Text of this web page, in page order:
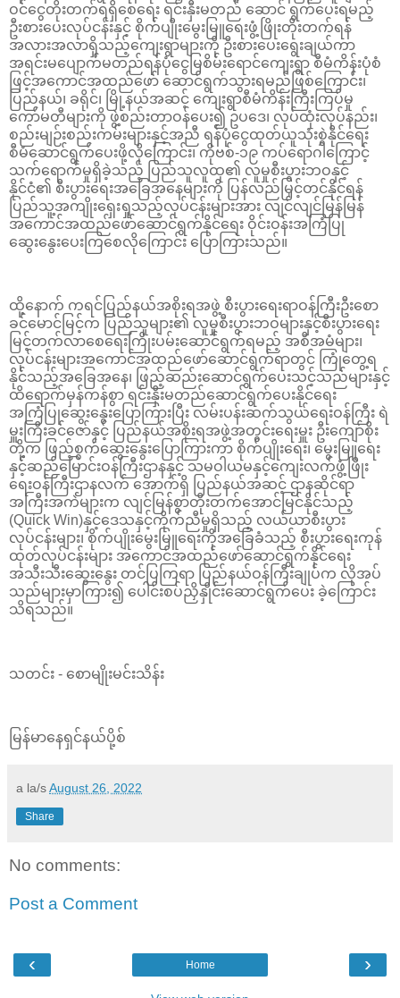
ဝင်ငွေတိုးတက်ရရှိစေရေး ရင်းနှီးမတည် ဆောင် ရွက်ပေးရမည့်
ဦးစားပေးလုပ်ငန်းနှင့် စိုက်ပျိုးမွေးမြူရေးဖွံ့ဖြိုးတိုးတက်ရန်
အလားအလာရှိသည့်ကျေးရွာများကို ဦးစားပေးရွေးချယ်ကာ
အရင်းမပျောက်မတည်ရန်ပုံငွေမြစိမ်းရောင်ကျေးရွာ စီမံကိန်းပုံစံ
ဖြင့်အကောင်အထည်ဖော် ဆောင်ရွက်သွားရမည်ဖြစ်ကြောင်း၊
ပြည်နယ်၊ ခရိုင်၊ မြို့နယ်အဆင့် ကျေးရွာစီမံကိန်းကြီးကြပ်မှု
ကော်မတီများကို ဖွဲ့စည်းတာဝန်ပေး၍ ဥပဒေ၊ လုပ်ထုံးလုပ်နည်း၊
စည်းမျဉ်းစည်းကမ်းများနှင့်အညီ ရန်ပုံငွေထုတ်ယူသုံးစွဲနိုင်ရေး
စီမံဆောင်ရွက်ပေးဖို့လိုကြောင်း၊ ကိုဗစ်-၁၉ ကပ်ရောဂါကြောင့်
သက်ရောက်မှုရှိခဲ့သည့် ပြည်သူလူထု၏ လူမှုစီးပွားဘဝနှင့်
နိုင်ငံ၏ စီးပွားရေးအခြေအနေများကို ပြန်လည်မြှင့်တင်နိုင်ရန်
ပြည်သူ့အကျိုးရှေးရှုသည့်လုပ်ငန်းများအား လျင်လျင်မြန်မြန်
အကောင်အထည်ဖော်ဆောင်ရွက်နိုင်ရေး ဝိုင်းဝန်းအကြံပြု
ဆွေးနွေးပေးကြစေလိုကြောင်း ပြောကြားသည်။
ထို့နောက် ကရင်ပြည်နယ်အစိုးရအဖွဲ့ စီးပွားရေးရာဝန်ကြီးဦးစော
ခင်မောင်မြင့်က ပြည်သူများ၏ လူမှုစီးပွားဘဝများနှင့်စီးပွားရေး
မြင့်တက်လာစေရေးကြိုးပမ်းဆောင်ရွက်ရမည့် အစီအမံများ၊
လုပ်ငန်းများအကောင်အထည်ဖော်ဆောင်ရွက်ရာတွင် ကြုံတွေ့ရ
နိုင်သည့်အခြေအနေ၊ ဖြည့်ဆည်းဆောင်ရွက်ပေးသင့်သည်များနှင့်
ထိရောက်မှန်ကန်စွာ ရင်းနှီးမတည်ဆောင်ရွက်ပေးနိုင်ရေး
အကြံပြုဆွေးနွေးပြောကြားပြီး လမ်းပန်းဆက်သွယ်ရေးဝန်ကြီး ရဲ
မှူးကြီးခင်ဇော်နှင့် ပြည်နယ်အစိုးရအဖွဲ့အတွင်းရေးမှူး ဦးကျော်စိုး
တို့က ဖြည့်စွက်ဆွေးနွေးပြောကြားကာ စိုက်ပျိုးရေး၊ မွေးမြူရေး
နှင့်ဆည်မြောင်းဝန်ကြီးဌာနနှင့် သမဝါယမနှင့်‌ကျေးလက်ဖွံ့ဖြိုး
ရေးဝန်ကြီးဌာနလက် အောက်ရှိ ပြည်နယ်အဆင့် ဌာနဆိုင်ရာ
အကြီးအကဲများက လျင်မြန်စွာတိုးတက်အောင်မြင်နိုင်သည့်
(Quick Win)နှင့်ဒေသနှင့်ကိုက်ညီမှုရှိသည့် လယ်ယာစီးပွား
လုပ်ငန်းများ၊ စိုက်ပျိုးမွေးမြူရေးကိုအခြေခံသည့် စီးပွားရေးကုန်
ထုတ်လုပ်ငန်းများ အ‌ကောင်အထည်ဖော်ဆောင်ရွက်နိုင်ရေး
အသီးသီးဆွေးနွေး တင်ပြကြရာ ပြည်နယ်ဝန်ကြီးချုပ်က လိုအပ်
သည်များမှာကြား၍ ပေါင်းစပ်ညှိနှိုင်းဆောင်ရွက်ပေး ခဲ့ကြောင်း
သိရသည်။
သတင်း - စောမျိုးမင်းသိန်း
မြန်မာနေရှင်နယ်ပို့စ်
a la/sAugust 26, 2022
Share
No comments:
Post a Comment
‹ ›
Home